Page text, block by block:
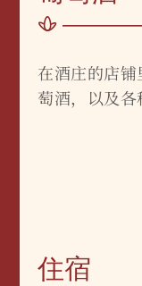
在酒庄的店
萄酒，以及各
住宿